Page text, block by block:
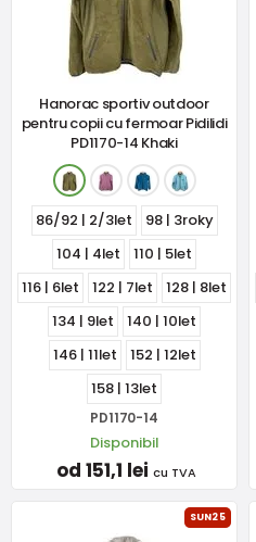
Hanorac sportiv outdoor
pentru copii cu fermoar Pidilidi
PD1170-14 Khaki
86/92 | 2/3let
98 | 3roky
104 | 4let
110 | 5let
116 | 6let
122 | 7let
128 | 8let
134 | 9let
140 | 10let
146 | 11let
152 | 12let
158 | 13let
PD1170-14
Disponibil
od 151,1 lei cu TVA
SUN25